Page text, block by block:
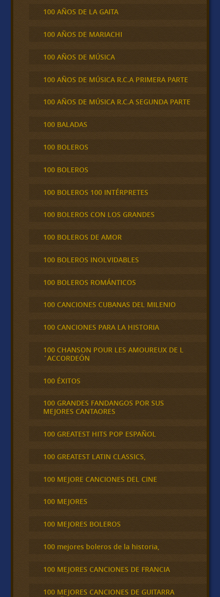
100 AÑOS DE LA GAITA
100 AÑOS DE MARIACHI
100 AÑOS DE MÚSICA
100 AÑOS DE MÚSICA R.C.A PRIMERA PARTE
100 AÑOS DE MÚSICA R.C.A SEGUNDA PARTE
100 BALADAS
100 BOLEROS
100 BOLEROS
100 BOLEROS 100 INTÉRPRETES
100 BOLEROS CON LOS GRANDES
100 BOLEROS DE AMOR
100 BOLEROS INOLVIDABLES
100 BOLEROS ROMÁNTICOS
100 CANCIONES CUBANAS DEL MILENIO
100 CANCIONES PARA LA HISTORIA
100 CHANSON POUR LES AMOUREUX DE L
´ACCORDEÓN
100 ÉXITOS
100 GRANDES FANDANGOS POR SUS
MEJORES CANTAORES
100 GREATEST HITS POP ESPAÑOL
100 GREATEST LATIN CLASSICS,
100 MEJORE CANCIONES DEL CINE
100 MEJORES
100 MEJORES BOLEROS
100 mejores boleros de la historia,
100 MEJORES CANCIONES DE FRANCIA
100 MEJORES CANCIONES DE GUITARRA